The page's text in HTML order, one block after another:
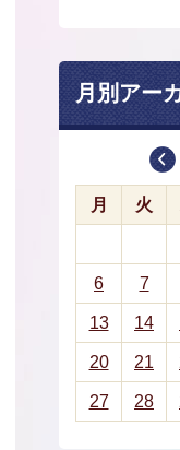
月別アー
月 火
6 7
13 14
20 21
27 28